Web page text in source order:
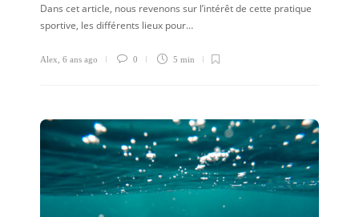
Dans cet article, nous revenons sur l’intérêt de cette pratique
sportive, les différents lieux pour…
Alex 6 ans ago 0 5 min